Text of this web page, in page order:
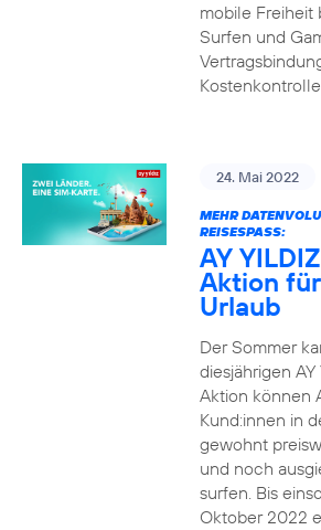
mobile Freiheit
Surfen und
24. Mai 2022
MEHR
REISESPASS:
AY
Aktion
Urlaub
Der Sommer
diesjährigen AY
Aktion können
Kund:innen in
gewohnt
und noch
surfen. Bis
Oktober 2022